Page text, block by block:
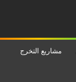
مشاريع التخرج